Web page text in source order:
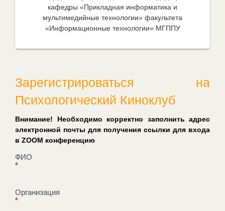
кафедры «Прикладная информатика и
мультимедийные технологии» факультета
«Информационные технологии» МГППУ
Зарегистрироваться на
Психологический Киноклуб
Внимание! Необходимо корректно заполнить адрес
электронной почты для получения ссылки для входа
в ZOOM конференцию
Регистрация
на
киноклуб
ФИО
*
Организация
*